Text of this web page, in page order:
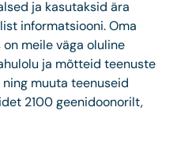
ja kasutaksid ära
informatsiooni. Oma
meile väga oluline
ja mõtteid teenuste
muuta teenuseid
2100 geenidoonorilt,